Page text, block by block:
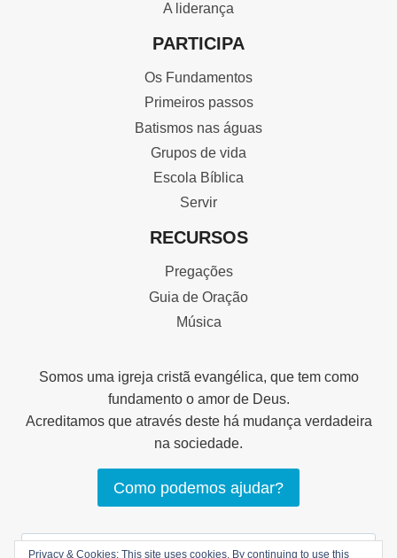
A liderança
PARTICIPA
Os Fundamentos
Primeiros passos
Batismos nas águas
Grupos de vida
Escola Bíblica
Servir
RECURSOS
Pregações
Guia de Oração
Música
Somos uma igreja cristã evangélica, que tem como
fundamento o amor de Deus.
Acreditamos que através deste há mudança verdadeira
na sociedade.
Como podemos ajudar?
Pesquisar
Privacy & Cookies: This site uses cookies. By continuing to use this